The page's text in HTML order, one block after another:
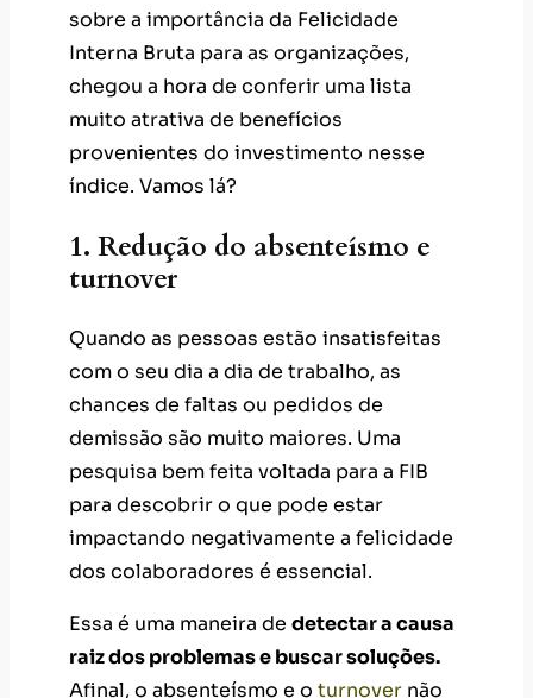
sobre a importância da Felicidade
Interna Bruta para as organizações,
chegou a hora de conferir uma lista
muito atrativa de benefícios
provenientes do investimento nesse
índice. Vamos lá?
1. Redução do absenteísmo e
turnover
Quando as pessoas estão insatisfeitas
com o seu dia a dia de trabalho, as
chances de faltas ou pedidos de
demissão são muito maiores. Uma
pesquisa bem feita voltada para a FIB
para descobrir o que pode estar
impactando negativamente a felicidade
dos colaboradores é essencial.
Essa é uma maneira de detectar a causa
raiz dos problemas e buscar soluções.
Afinal, o absenteísmo e o turnover não